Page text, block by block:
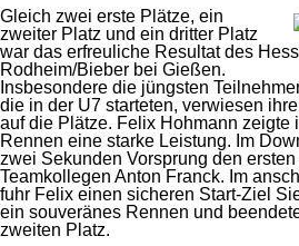
Gleich zwei erste Plätze, ein
zweiter Platz und ein dritter Platz
war das erfreuliche Resultat des
Rodheim/Bieber bei Gießen.
Insbesondere die jüngsten
die in der U7 starteten, verwiesen
auf die Plätze. Felix Hohmann zeigte
Rennen eine starke Leistung. Im
zwei Sekunden Vorsprung den
Teamkollegen Anton Franck. Im
fuhr Felix einen sicheren Start-Ziel
ein souveränes Rennen und
zweiten Platz.